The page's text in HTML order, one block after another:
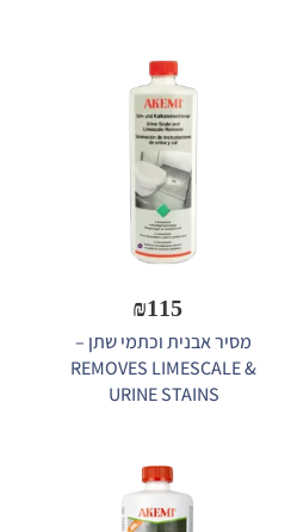
₪115
מסיר אבנית וכתמי שתן –
REMOVES LIMESCALE &
URINE STAINS